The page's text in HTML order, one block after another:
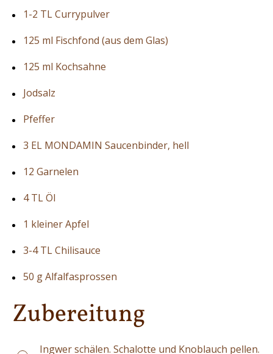
1-2 TL Currypulver
125 ml Fischfond (aus dem Glas)
125 ml Kochsahne
Jodsalz
Pfeffer
3 EL MONDAMIN Saucenbinder, hell
12 Garnelen
4 TL Öl
1 kleiner Apfel
3-4 TL Chilisauce
50 g Alfalfasprossen
Zubereitung
Ingwer schälen. Schalotte und Knoblauch pellen.